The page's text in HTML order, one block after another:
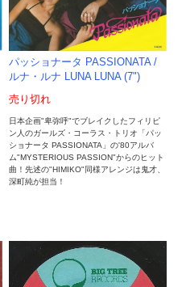
パッショナータ PASSIONATA /
ルナ・ルナ LUNA LUNA (7")
売り切れ
日本企画"卑弥呼"でブレイクしたフィリピ
ン人のガールズ・コーラス・トリオ「パッ
ショナータ PASSIONATA」の'80アルバ
ム"MYSTERIOUS PASSION"からのヒット
曲！先述の"HIMIKO"同様アレンジは鬼才、
深町純が担当！